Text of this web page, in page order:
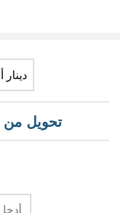
تحويل من